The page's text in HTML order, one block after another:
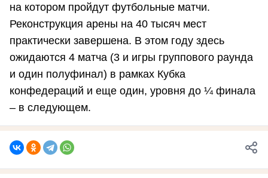
на котором пройдут футбольные матчи.
Реконструкция арены на 40 тысяч мест
практически завершена. В этом году здесь
ожидаются 4 матча (3 и игры группового раунда
и один полуфинал) в рамках Кубка
конфедераций и еще один, уровня до ¼ финала
– в следующем.